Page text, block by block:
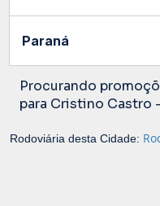
Paraná
Procurando
para Cristino Castro
Rodoviária desta Cidade: